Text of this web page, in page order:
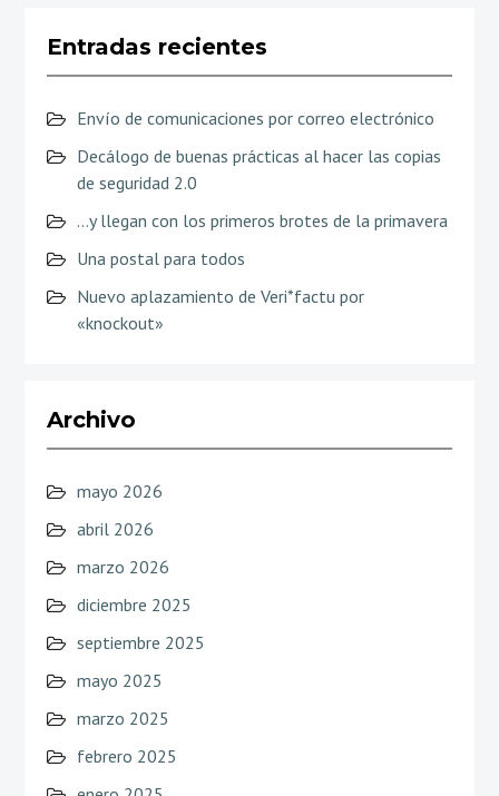
Entradas recientes
Envío de comunicaciones por correo electrónico
Decálogo de buenas prácticas al hacer las copias
de seguridad 2.0
…y llegan con los primeros brotes de la primavera
Una postal para todos
Nuevo aplazamiento de Veri*factu por
«knockout»
Archivo
mayo 2026
abril 2026
marzo 2026
diciembre 2025
septiembre 2025
mayo 2025
marzo 2025
febrero 2025